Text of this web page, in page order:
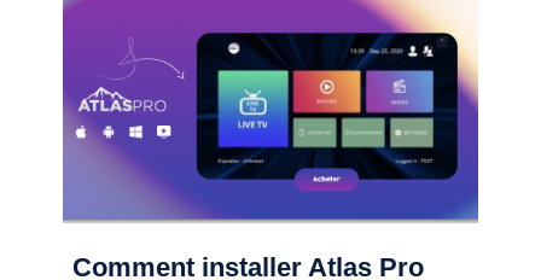
Comment installer Atlas Pro